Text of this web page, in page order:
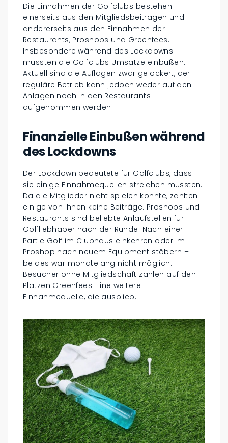
Die Einnahmen der Golfclubs bestehen
einerseits aus den Mitgliedsbeiträgen und
andererseits aus den Einnahmen der
Restaurants, Proshops und Greenfees.
Insbesondere während des Lockdowns
mussten die Golfclubs Umsätze einbüßen.
Aktuell sind die Auflagen zwar gelockert, der
reguläre Betrieb kann jedoch weder auf den
Anlagen noch in den Restaurants
aufgenommen werden.
Finanzielle Einbußen während
des Lockdowns
Der Lockdown bedeutete für Golfclubs, dass
sie einige Einnahmequellen streichen mussten.
Da die Mitglieder nicht spielen konnte, zahlten
einige von ihnen keine Beiträge. Proshops und
Restaurants sind beliebte Anlaufstellen für
Golfliebhaber nach der Runde. Nach einer
Partie Golf im Clubhaus einkehren oder im
Proshop nach neuem Equipment stöbern –
beides war monatelang nicht möglich.
Besucher ohne Mitgliedschaft zahlen auf den
Plätzen Greenfees. Eine weitere
Einnahmequelle, die ausblieb.